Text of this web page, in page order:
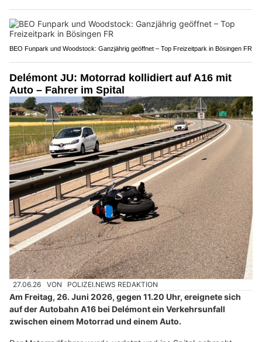
BEO Funpark und Woodstock: Ganzjährig geöffnet – Top Freizeitpark in Bösingen FR
Delémont JU: Motorrad kollidiert auf A16 mit
Auto – Fahrer im Spital
27.06.26 VON POLIZEI.NEWS REDAKTION
Am Freitag, 26. Juni 2026, gegen 11.20 Uhr, ereignete sich
auf der Autobahn A16 bei Delémont ein Verkehrsunfall
zwischen einem Motorrad und einem Auto.